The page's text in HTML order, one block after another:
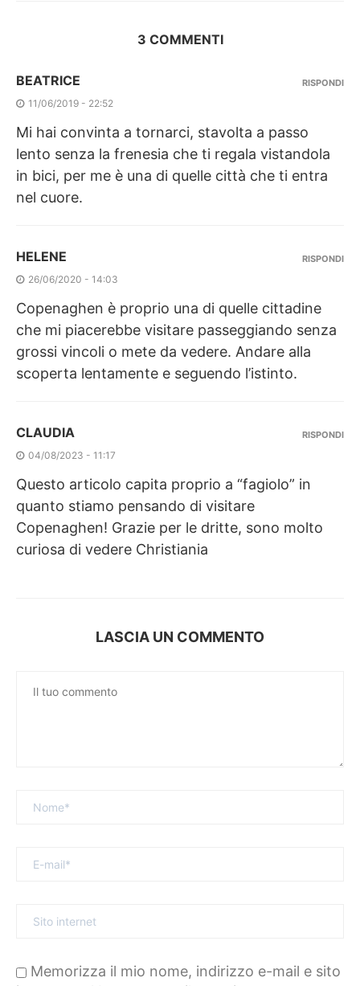
3 COMMENTI
BEATRICE
11/06/2019 - 22:52
Mi hai convinta a tornarci, stavolta a passo
lento senza la frenesia che ti regala vistandola
in bici, per me è una di quelle città che ti entra
nel cuore.
RISPONDI
HELENE
26/06/2020 - 14:03
Copenaghen è proprio una di quelle cittadine
che mi piacerebbe visitare passeggiando senza
grossi vincoli o mete da vedere. Andare alla
scoperta lentamente e seguendo l’istinto.
RISPONDI
CLAUDIA
04/08/2023 - 11:17
Questo articolo capita proprio a “fagiolo” in
quanto stiamo pensando di visitare
Copenaghen! Grazie per le dritte, sono molto
curiosa di vedere Christiania
RISPONDI
LASCIA UN COMMENTO
Memorizza il mio nome, indirizzo e-mail e sito